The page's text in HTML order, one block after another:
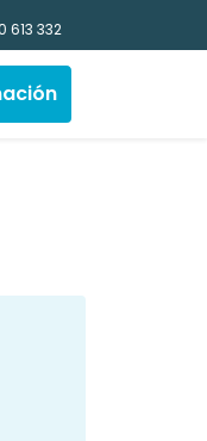
613 332